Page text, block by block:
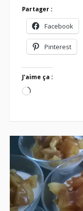
Partager :
Facebook
Pinterest
J’aime ça :
Chargement…